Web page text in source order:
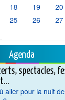
18 19 20
25 26 27
Agenda
spectacles,
aller pour la nuit